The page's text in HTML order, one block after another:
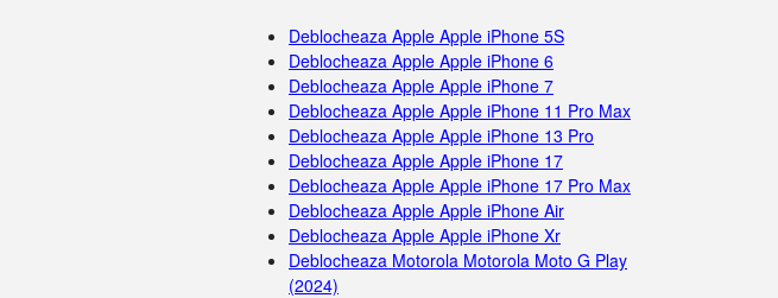
Deblocheaza Apple Apple iPhone 5S
Deblocheaza Apple Apple iPhone 6
Deblocheaza Apple Apple iPhone 7
Deblocheaza Apple Apple iPhone 11 Pro Max
Deblocheaza Apple Apple iPhone 13 Pro
Deblocheaza Apple Apple iPhone 17
Deblocheaza Apple Apple iPhone 17 Pro Max
Deblocheaza Apple Apple iPhone Air
Deblocheaza Apple Apple iPhone Xr
Deblocheaza Motorola Motorola Moto G Play
(2024)